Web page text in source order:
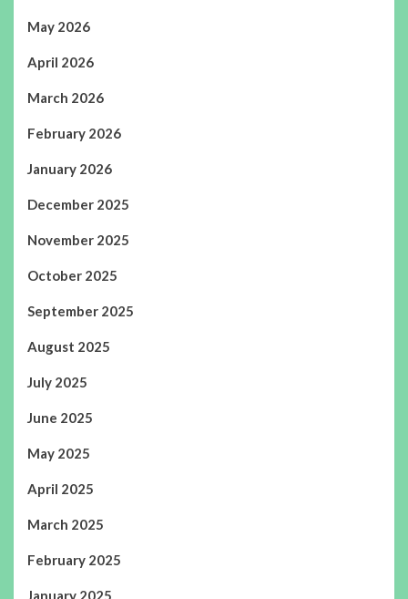
May 2026
April 2026
March 2026
February 2026
January 2026
December 2025
November 2025
October 2025
September 2025
August 2025
July 2025
June 2025
May 2025
April 2025
March 2025
February 2025
January 2025